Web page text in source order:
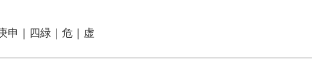
申｜四緑｜危｜虚